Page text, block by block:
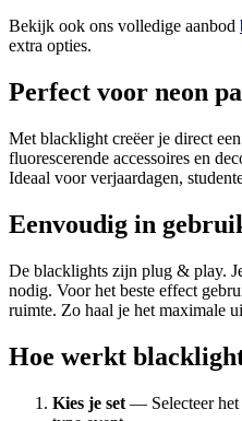
Bekijk ook ons volledige aanbod
extra opties.
Perfect voor neon
Met blacklight creëer je direct
fluorescerende accessoires en
Ideaal voor verjaardagen,
Eenvoudig in
De blacklights zijn plug & play.
nodig. Voor het beste effect
ruimte. Zo haal je het maximale
Hoe werkt
Kies je set — Selecteer het